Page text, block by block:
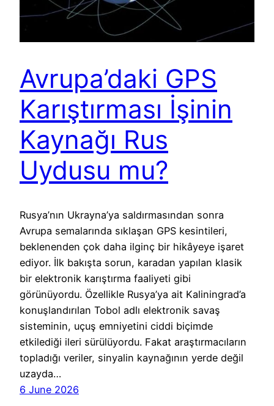
Avrupa’daki GPS
Karıştırması İşinin
Kaynağı Rus
Uydusu mu?
Rusya’nın Ukrayna’ya saldırmasından sonra
Avrupa semalarında sıklaşan GPS kesintileri,
beklenenden çok daha ilginç bir hikâyeye işaret
ediyor. İlk bakışta sorun, karadan yapılan klasik
bir elektronik karıştırma faaliyeti gibi
görünüyordu. Özellikle Rusya’ya ait Kaliningrad’a
konuşlandırılan Tobol adlı elektronik savaş
sisteminin, uçuş emniyetini ciddi biçimde
etkilediği ileri sürülüyordu. Fakat araştırmacıların
topladığı veriler, sinyalin kaynağının yerde değil
uzayda…
6 June 2026